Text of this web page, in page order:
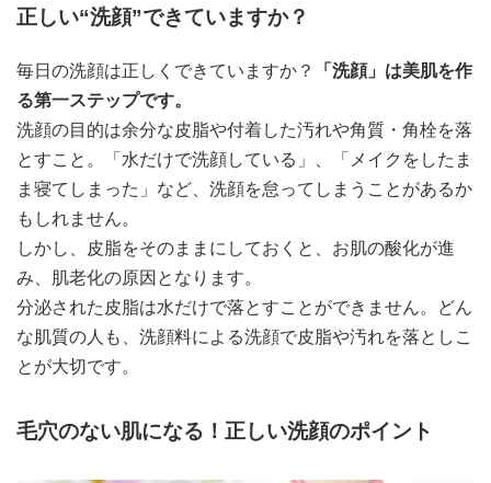
正しい“洗顔”できていますか？
毎日の洗顔は正しくできていますか？
「洗顔」は美肌を作
る第一ステップです。
洗顔の目的は余分な皮脂や付着した汚れや角質・角栓を落
とすこと。「水だけで洗顔している」、「メイクをしたま
ま寝てしまった」など、洗顔を怠ってしまうことがあるか
もしれません。
しかし、皮脂をそのままにしておくと、お肌の酸化が進
み、肌老化の原因となります。
分泌された皮脂は水だけで落とすことができません。どん
な肌質の人も、洗顔料による洗顔で皮脂や汚れを落としこ
とが大切です。
毛穴のない肌になる！正しい洗顔のポイント